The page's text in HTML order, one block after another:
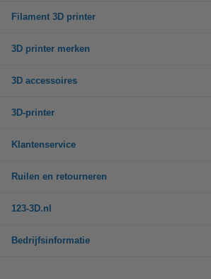
Filament 3D printer
3D printer merken
3D accessoires
3D-printer
Klantenservice
Ruilen en retourneren
123-3D.nl
Bedrijfsinformatie